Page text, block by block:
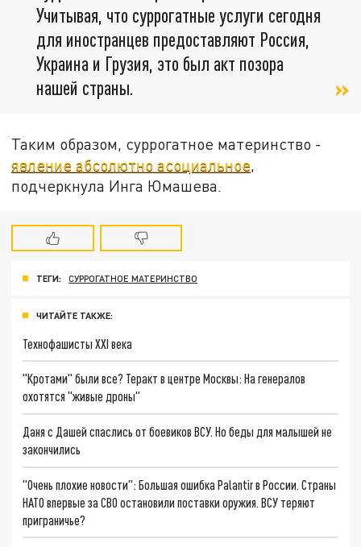
Учитывая, что суррогатные услуги сегодня
для иностранцев предоставляют Россия,
Украина и Грузия, это был акт позора
нашей страны.
Таким образом, суррогатное материнство -
явление абсолютно асоциальное,
подчеркнула Инга Юмашева.
ТЕГИ: СУРРОГАТНОЕ МАТЕРИНСТВО
ЧИТАЙТЕ ТАКЖЕ:
Технофашисты XXI века
"Кротами" были все? Теракт в центре Москвы: На генералов
охотятся "живые дроны"
Даня с Дашей спаслись от боевиков ВСУ. Но беды для малышей не
закончились
"Очень плохие новости": Большая ошибка Palantir в России. Страны
НАТО впервые за СВО остановили поставки оружия. ВСУ теряют
приграничье?